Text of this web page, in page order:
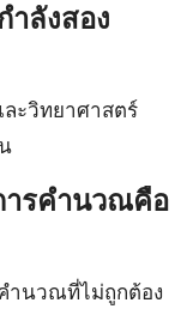
าลังสอง
ะวิทยาศาสตร์
ารคำนวณคือ
ำนวณที่ไม่ถูกต้อง